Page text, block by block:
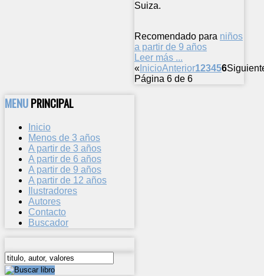
Suiza.
Recomendado para niños
a partir de 9 años
Leer más ...
« InicioAnterior123456
Página 6 de 6
MENUPRINCIPAL
Inicio
Menos de 3 años
A partir de 3 años
A partir de 6 años
A partir de 9 años
A partir de 12 años
Ilustradores
Autores
Contacto
Buscador